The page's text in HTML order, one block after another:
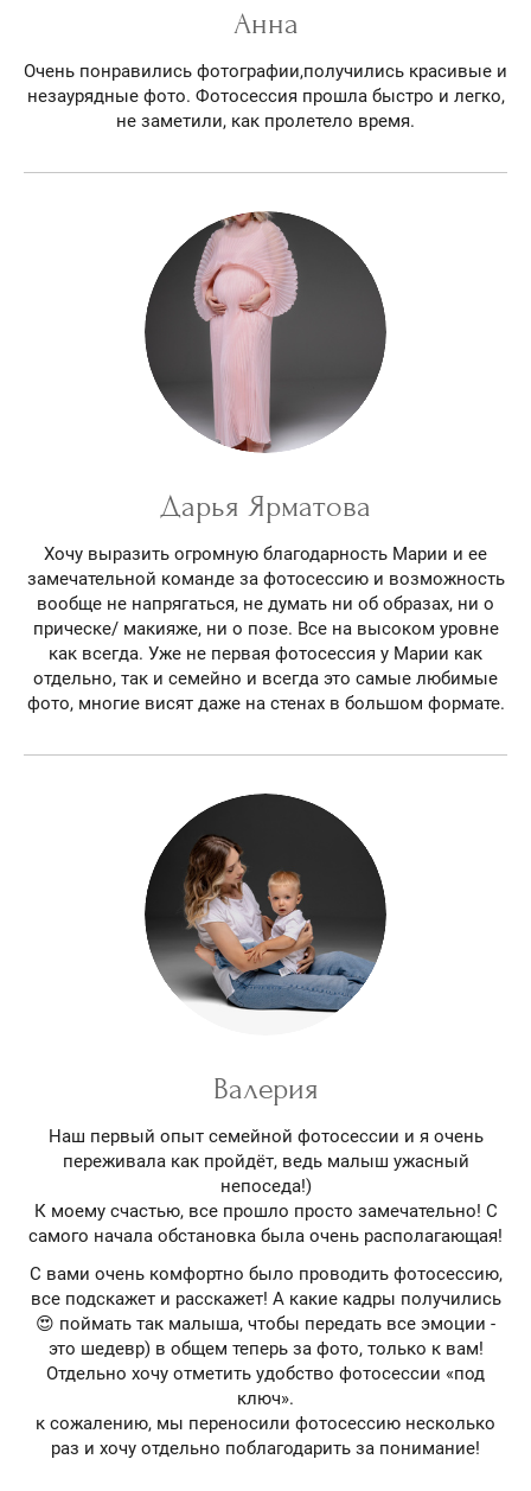
Анна
Очень понравились фотографии,получились красивые и
незаурядные фото. Фотосессия прошла быстро и легко,
не заметили, как пролетело время.
Дарья Ярматова
Хочу выразить огромную благодарность Марии и ее
замечательной команде за фотосессию и возможность
вообще не напрягаться, не думать ни об образах, ни о
прическе/ макияже, ни о позе. Все на высоком уровне
как всегда. Уже не первая фотосессия у Марии как
отдельно, так и семейно и всегда это самые любимые
фото, многие висят даже на стенах в большом формате.
Валерия
Наш первый опыт семейной фотосессии и я очень
переживала как пройдёт, ведь малыш ужасный
непоседа!)
К моему счастью, все прошло просто замечательно! С
самого начала обстановка была очень располагающая!
С вами очень комфортно было проводить фотосессию,
все подскажет и расскажет! А какие кадры получились
😍 поймать так малыша, чтобы передать все эмоции -
это шедевр) в общем теперь за фото, только к вам!
Отдельно хочу отметить удобство фотосессии «под
ключ».
к сожалению, мы переносили фотосессию несколько
раз и хочу отдельно поблагодарить за понимание!